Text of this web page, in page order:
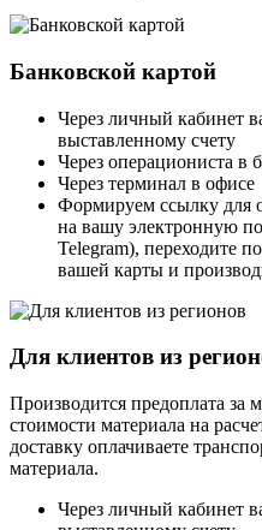
Банковской картой
Через личный кабинет
выставленному счету
Через операциониста в
Через терминал в офисе
Формируем ссылку для
на вашу электронную
Telegram), переходите
вашей карты и
Для клиентов из
Производится предоплата за
стоимости материала на
доставку оплачиваете
материала.
Через личный кабинет